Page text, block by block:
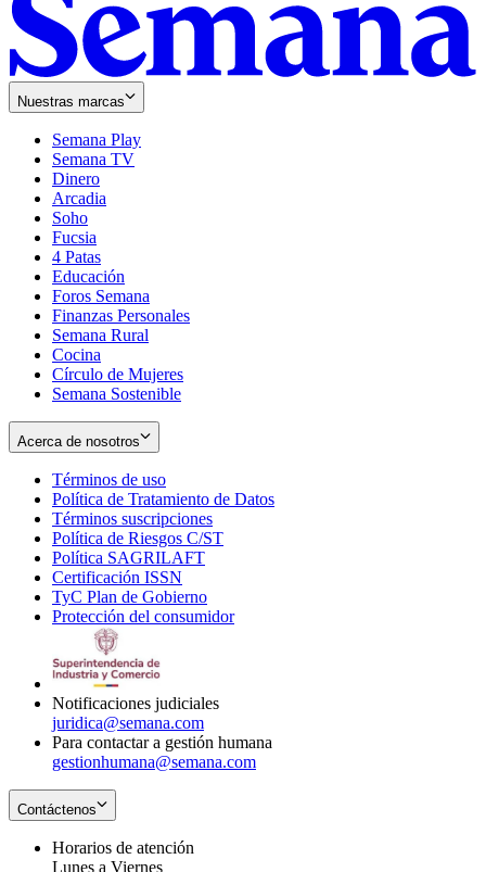
Nuestras marcas
Semana Play
Semana TV
Dinero
Arcadia
Soho
in
new
window
Fucsia
in
new
window
4 Patas
Educación
Foros Semana
Finanzas Personales
Semana Rural
Cocina
Círculo de Mujeres
Semana Sostenible
Acerca de nosotros
Términos de uso
in
new
window
Política de Tratamiento de Datos
Términos suscripciones
in
Política de Riesgos C/ST
Política SAGRILAFT
new
window
Certificación ISSN
in
new
TyC Plan de Gobierno
in
Protección del consumidorOpens
Notificaciones judiciales
juridica@semana.com
Para contactar a gestión humana
gestionhumana@semana.com
Contáctenos
Horarios de atención
Lunes a Viernes